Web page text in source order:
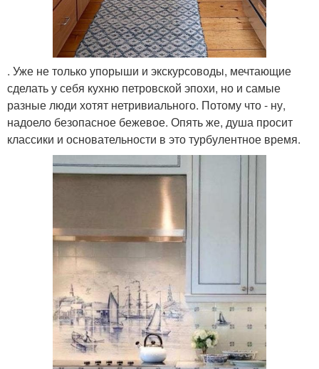
. Уже не только упорыши и экскурсоводы, мечтающие
сделать у себя кухню петровской эпохи, но и самые
разные люди хотят нетривиального. Потому что - ну,
надоело безопасное бежевое. Опять же, душа просит
классики и основательности в это турбулентное время.